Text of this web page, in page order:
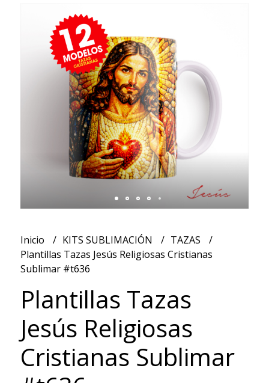
Inicio KITS SUBLIMACIÓN
TAZAS
Plantillas Tazas Jesús Religiosas Cristianas
Sublimar #t636
Plantillas Tazas
Jesús Religiosas
Cristianas Sublimar